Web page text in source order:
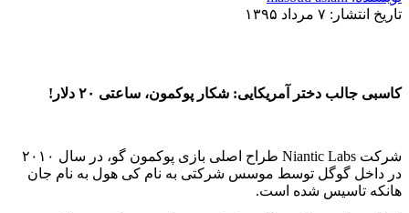
تاریخ انتشار: ۷ مرداد ۱۳۹۵
کاسبی جالب دختر آمریکایی: شکار پوکمون، ساعتی ۲۰ دلار!
شرکت Niantic Labs طراح اصلی بازی پوکمون گو، در سال ۲۰۱۰
در داخل گوگل توسط موسس شرکتی به نام کی هول به نام جان
هانکه تاسیس شده است.